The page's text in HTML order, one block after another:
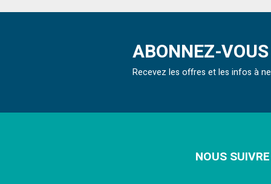
ABONNEZ-
Recevez les offres et les infos à
NOUS